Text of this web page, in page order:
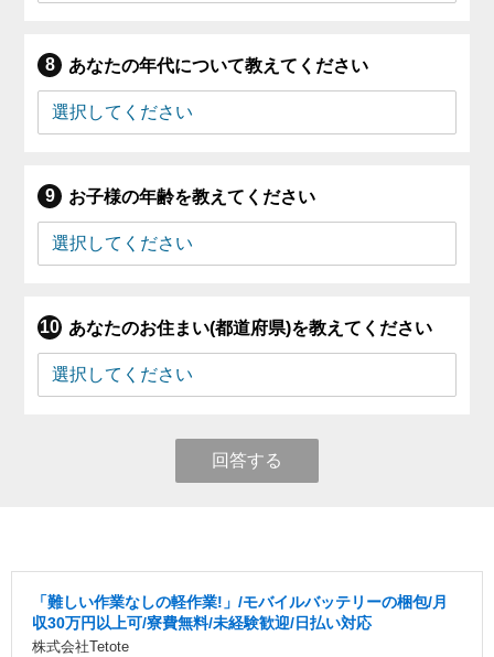
あなたの年代について教えてください
お子様の年齢を教えてください
あなたのお住まい(都道府県)を教えてください
回答する
「難しい作業なしの軽作業!」/モバイルバッテリーの梱包/月
収30万円以上可/寮費無料/未経験歓迎/日払い対応
株式会社Tetote